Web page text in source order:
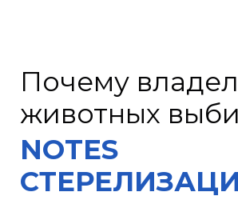
Почему
животных
NOTES